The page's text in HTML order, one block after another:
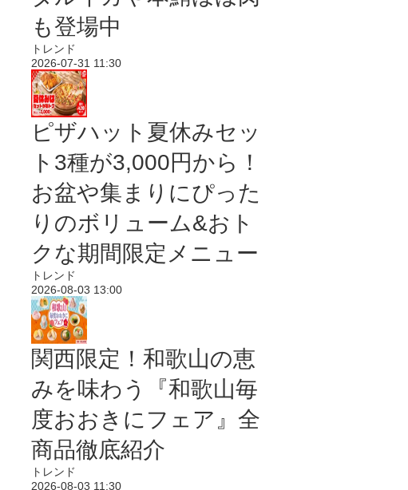
も登場中
トレンド
2026-07-31 11:30
ピザハット夏休みセッ
ト3種が3,000円から！
お盆や集まりにぴった
りのボリューム&おト
クな期間限定メニュー
トレンド
2026-08-03 13:00
関西限定！和歌山の恵
みを味わう『和歌山毎
度おおきにフェア』全
商品徹底紹介
トレンド
2026-08-03 11:30